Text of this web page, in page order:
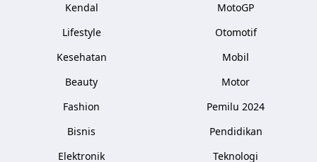
Kendal
Lifestyle
Kesehatan
Beauty
Fashion
Bisnis
Elektronik
MotoGP
Otomotif
Mobil
Motor
Pemilu 2024
Pendidikan
Teknologi